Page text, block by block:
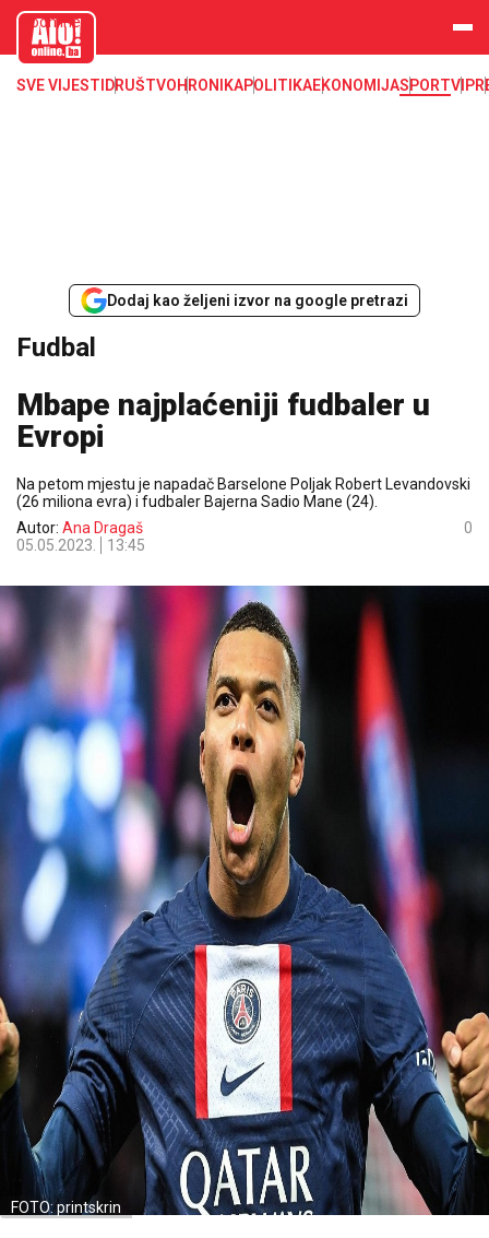
aloonline.b
SVE VIJESTI DRUŠTVOHRONIKAPOLITIKAEKONOMIJASPORTVIP
Dodaj kao željeni izvor na google pretrazi
Fudbal
Mbape najplaćeniji fudbaler u
Evropi
Na petom mjestu je napadač Barselone Poljak Robert Levandovski
(26 miliona evra) i fudbaler Bajerna Sadio Mane (24).
Autor: Ana Dragaš
05.05.2023.
13:45
0
FOTO: printskrin